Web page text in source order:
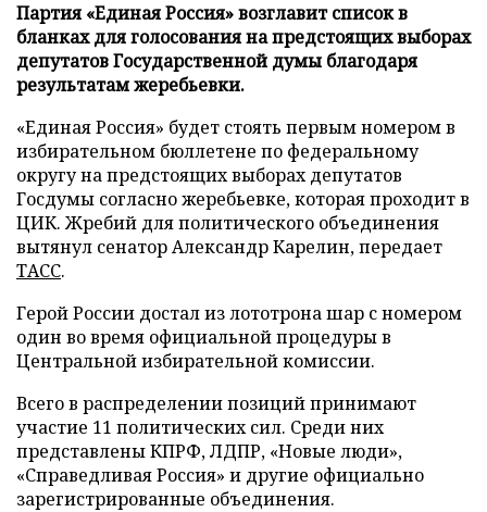
Партия «Единая Россия» возглавит список в
бланках для голосования на предстоящих выборах
депутатов Государственной думы благодаря
результатам жеребьевки.
«Единая Россия» будет стоять первым номером в
избирательном бюллетене по федеральному
округу на предстоящих выборах депутатов
Госдумы согласно жеребьевке, которая проходит в
ЦИК. Жребий для политического объединения
вытянул сенатор Александр Карелин, передает
ТАСС.
Герой России достал из лототрона шар с номером
один во время официальной процедуры в
Центральной избирательной комиссии.
Всего в распределении позиций принимают
участие 11 политических сил. Среди них
представлены КПРФ, ЛДПР, «Новые люди»,
«Справедливая Россия» и другие официально
зарегистрированные объединения.